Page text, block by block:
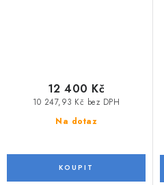
Na dotaz
10 247,93 Kč bez DPH
12 400 Kč